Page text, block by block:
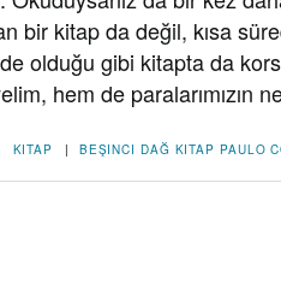
bir kitap da değil, kısa
olduğu gibi kitapta da
hem de
KITAP | BEŞINCI DAĞ KITAP PAULO